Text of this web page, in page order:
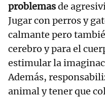
problemasde
Jugar con perros y
calmante pero
cerebro y para el
estimular la
Además,
animal y tener que